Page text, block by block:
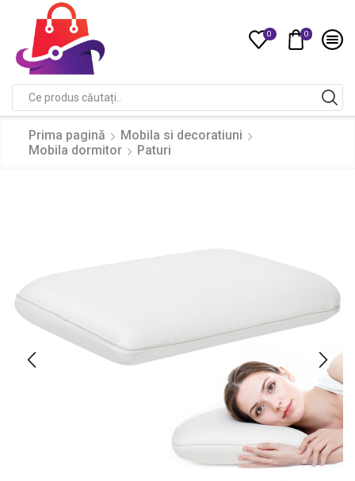
0 0
input
Prima pagină
Mobila si decoratiuni
Mobila dormitor
Paturi